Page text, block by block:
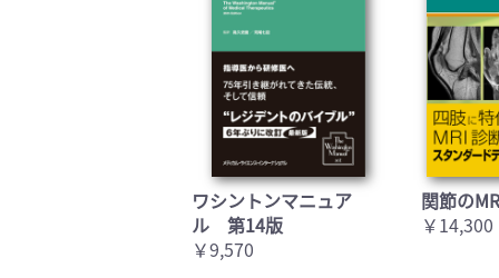
ワシントンマニュア
ル 第14版
￥9,570
関節の
￥14,300